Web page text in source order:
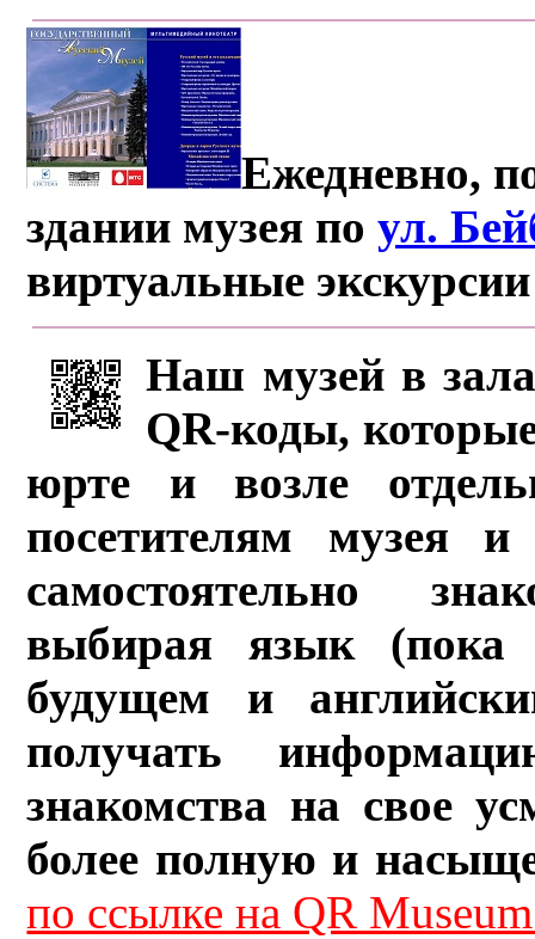
Ежедневно,
здании музея поул.
виртуальные
Наш музей в
QR-коды,
юрте и возле
посетителям музея и
самостоятельно
выбирая язык (пока
будущем и
получать
знакомства на свое
более полную и
по ссылке на QR